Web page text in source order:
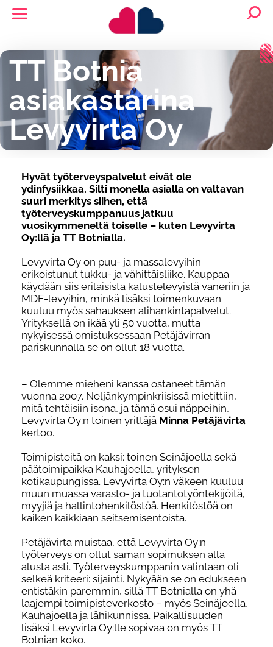
TT Botnia
asiakastarina
Levyvirta Oy
Hyvät työterveyspalvelut eivät ole
ydinfysiikkaa. Silti monella asialla on valtavan
suuri merkitys siihen, että
työterveyskumppanuus jatkuu
vuosikymmeneltä toiselle – kuten Levyvirta
Oy:llä ja TT Botnialla.
Levyvirta Oy on puu- ja massalevyihin
erikoistunut tukku- ja vähittäisliike. Kauppaa
käydään siis erilaisista kalustelevyistä vaneriin ja
MDF-levyihin, minkä lisäksi toimenkuvaan
kuuluu myös sahauksen alihankintapalvelut.
Yrityksellä on ikää yli 50 vuotta, mutta
nykyisessä omistuksessaan Petäjävirran
pariskunnalla se on ollut 18 vuotta.
– Olemme mieheni kanssa ostaneet tämän
vuonna 2007. Neljänkympinkriisissä mietittiin,
mitä tehtäisiin isona, ja tämä osui näppeihin,
Levyvirta Oy:n toinen yrittäjä Minna Petäjävirta
kertoo.
Toimipisteitä on kaksi: toinen Seinäjoella sekä
päätoimipaikka Kauhajoella, yrityksen
kotikaupungissa. Levyvirta Oy:n väkeen kuuluu
muun muassa varasto- ja tuotantotyöntekijöitä,
myyjiä ja hallintohenkilöstöä. Henkilöstöä on
kaiken kaikkiaan seitsemisentoista.
Petäjävirta muistaa, että Levyvirta Oy:n
työterveys on ollut saman sopimuksen alla
alusta asti. Työterveyskumppanin valintaan oli
selkeä kriteeri: sijainti. Nykyään se on edukseen
entistäkin paremmin, sillä TT Botnialla on yhä
laajempi toimipisteverkosto – myös Seinäjoella,
Kauhajoella ja lähikunnissa. Paikallisuuden
lisäksi Levyvirta Oy:lle sopivaa on myös TT
Botnian koko.